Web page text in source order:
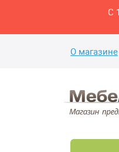
С
О магазине